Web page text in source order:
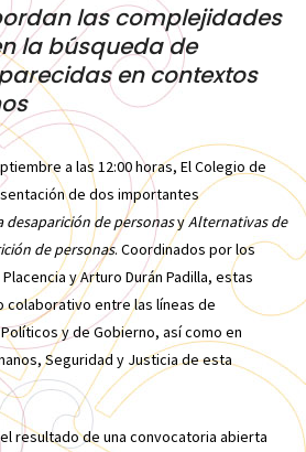
las complejidades
la búsqueda de
en contextos
a las 12:00 horas, El Colegio de
de dos importantes
desaparición de personasyAlternativas de
de personas. Coordinados por los
y Arturo Durán Padilla, estas
colaborativo entre las líneas de
y de Gobierno, así como en
Seguridad y Justicia de esta
resultado de una convocatoria abierta